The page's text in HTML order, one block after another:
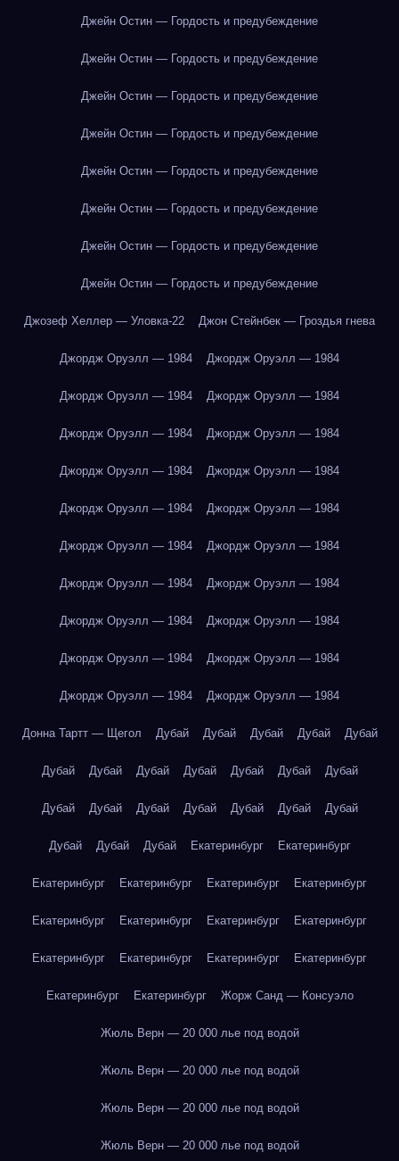
Джейн Остин — Гордость и предубеждение
Джейн Остин — Гордость и предубеждение
Джейн Остин — Гордость и предубеждение
Джейн Остин — Гордость и предубеждение
Джейн Остин — Гордость и предубеждение
Джейн Остин — Гордость и предубеждение
Джейн Остин — Гордость и предубеждение
Джейн Остин — Гордость и предубеждение
Джозеф Хеллер — Уловка-22 Джон Стейнбек — Гроздья гнева
Джордж Оруэлл — 1984 Джордж Оруэлл — 1984
Джордж Оруэлл — 1984 Джордж Оруэлл — 1984
Джордж Оруэлл — 1984 Джордж Оруэлл — 1984
Джордж Оруэлл — 1984 Джордж Оруэлл — 1984
Джордж Оруэлл — 1984 Джордж Оруэлл — 1984
Джордж Оруэлл — 1984 Джордж Оруэлл — 1984
Джордж Оруэлл — 1984 Джордж Оруэлл — 1984
Джордж Оруэлл — 1984 Джордж Оруэлл — 1984
Джордж Оруэлл — 1984 Джордж Оруэлл — 1984
Джордж Оруэлл — 1984 Джордж Оруэлл — 1984
Донна Тартт — Щегол Дубай Дубай Дубай Дубай Дубай
Дубай Дубай Дубай Дубай Дубай Дубай Дубай
Дубай Дубай Дубай Дубай Дубай Дубай Дубай
Дубай Дубай Дубай Екатеринбург Екатеринбург
Екатеринбург Екатеринбург Екатеринбург Екатеринбург
Екатеринбург Екатеринбург Екатеринбург Екатеринбург
Екатеринбург Екатеринбург Екатеринбург Екатеринбург
Екатеринбург Екатеринбург Жорж Санд — Консуэло
Жюль Верн — 20 000 лье под водой
Жюль Верн — 20 000 лье под водой
Жюль Верн — 20 000 лье под водой
Жюль Верн — 20 000 лье под водой